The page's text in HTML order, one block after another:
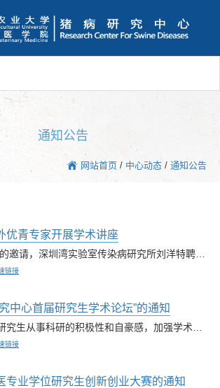
通知公告
网站首页/ 中心动态/ 通知公告
优青专家开展学术讲座
链接
中心首届研究生学术论坛”的通知
链接
专业学位研究生创新创业大赛的通知